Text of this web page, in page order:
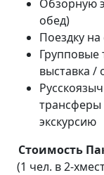
Обзорную
обед)
Поездку
Групповые
выставка /
трансферы
экскурсию
Стоимость
(1 чел. в 2-